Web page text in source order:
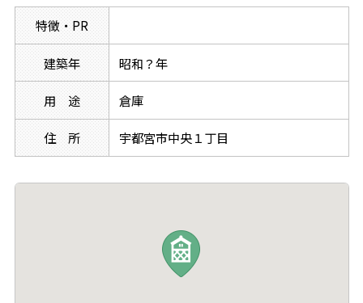
特徴・PR
建築年 昭和？年
用 途 倉庫
住 所 宇都宮市中央１丁目